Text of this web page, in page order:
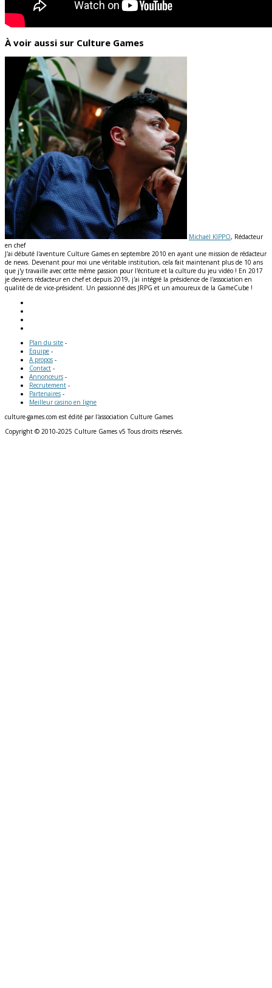
À voir aussi sur Culture Games
Michaël KIPPO, Rédacteur
en chef
J'ai débuté l'aventure Culture Games en septembre 2010 en ayant une mission de rédacteur
de news. Devenant pour moi une véritable institution, cela fait maintenant plus de 10 ans
que j'y travaille avec cette même passion pour l'écriture et la culture du jeu vidéo ! En 2017
je deviens rédacteur en chef et depuis 2019, j'ai intégré la présidence de l'association en
qualité de de vice-président. Un passionné des JRPG et un amoureux de la GameCube !
Plan du site -
Equipe -
A propos -
Contact -
Annonceurs -
Recrutement -
Partenaires -
Meilleur casino en ligne
culture-games.com est édité par l'association Culture Games
Copyright © 2010-2025 Culture Games v5 Tous droits réservés.